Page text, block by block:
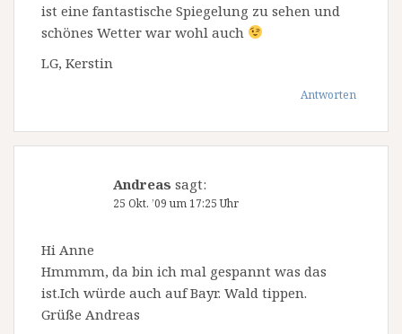
ist eine fantastische Spiegelung zu sehen und
schönes Wetter war wohl auch
LG, Kerstin
Antworten
Andreas sagt:
25 Okt. ’09 um 17:25 Uhr
Hi Anne
Hmmmm, da bin ich mal gespannt was das
ist.Ich würde auch auf Bayr. Wald tippen.
Grüße Andreas